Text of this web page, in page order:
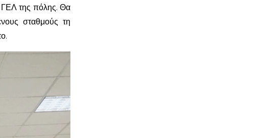
ΓΕΛ της πόλης. Θα
σταθμούς τη